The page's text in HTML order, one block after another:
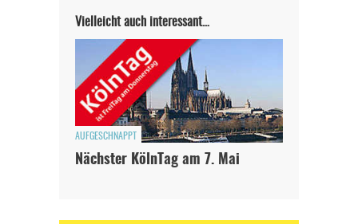
Vielleicht auch interessant…
AUFGESCHNAPPT
Nächster KölnTag am 7. Mai